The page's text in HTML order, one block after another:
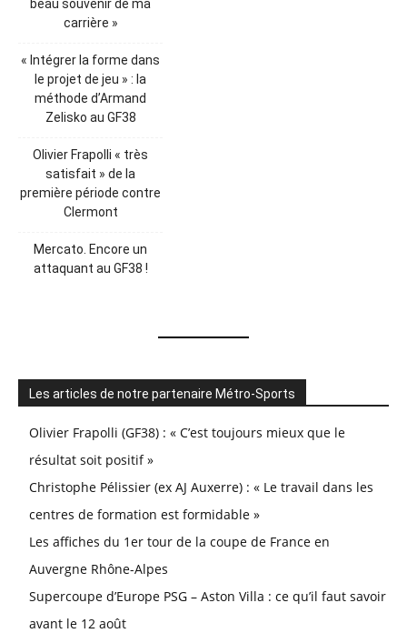
beau souvenir de ma
carrière »
« Intégrer la forme dans
le projet de jeu » : la
méthode d’Armand
Zelisko au GF38
Olivier Frapolli « très
satisfait » de la
première période contre
Clermont
Mercato. Encore un
attaquant au GF38 !
Les articles de notre partenaire Métro-Sports
Olivier Frapolli (GF38) : « C’est toujours mieux que le
résultat soit positif »
Christophe Pélissier (ex AJ Auxerre) : « Le travail dans les
centres de formation est formidable »
Les affiches du 1er tour de la coupe de France en
Auvergne Rhône-Alpes
Supercoupe d’Europe PSG – Aston Villa : ce qu’il faut savoir
avant le 12 août